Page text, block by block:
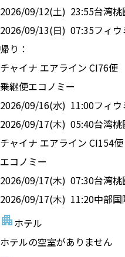
2026/09/12(土) 23:55台湾桃
2026/09/13(日) 07:35フィ
帰り：
チャイナ エアライン CI76便
乗継便エコノミー
2026/09/16(水) 11:00フィ
2026/09/17(木) 05:40台湾桃
チャイナ エアライン CI154便
エコノミー
2026/09/17(木) 07:30台湾桃
2026/09/17(木) 11:20中部
ホテル
ホテルの空室がありません